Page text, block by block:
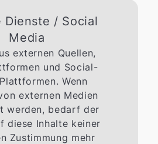
Dienste / Social
Media
externen Quellen,
und Social-
Wenn
externen Medien
werden, bedarf der
diese Inhalte keiner
Zustimmung mehr